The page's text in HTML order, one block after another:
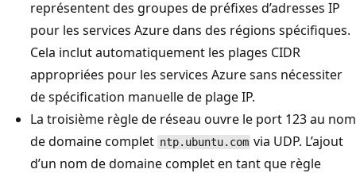
représentent des groupes de préfixes d’adresses IP
pour les services Azure dans des régions spécifiques.
Cela inclut automatiquement les plages CIDR
appropriées pour les services Azure sans nécessiter
de spécification manuelle de plage IP.
La troisième règle de réseau ouvre le port 123 au nom
de domaine complet ntp.ubuntu.com via UDP. L’ajout
d’un nom de domaine complet en tant que règle